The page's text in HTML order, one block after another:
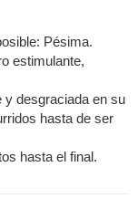
Pésima.
estimulante,
y desgraciada en su
hasta de ser
hasta el final.